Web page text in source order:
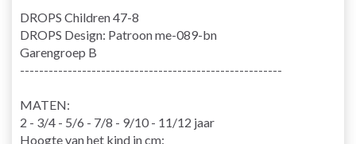
DROPS Children 47-8
DROPS Design: Patroon me-089-bn
Garengroep B
-------------------------------------------------------
MATEN:
2 - 3/4 - 5/6 - 7/8 - 9/10 - 11/12 jaar
Hoogte van het kind in cm: